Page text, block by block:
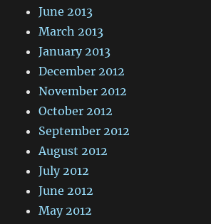
June 2013
March 2013
January 2013
December 2012
November 2012
October 2012
September 2012
August 2012
July 2012
June 2012
May 2012